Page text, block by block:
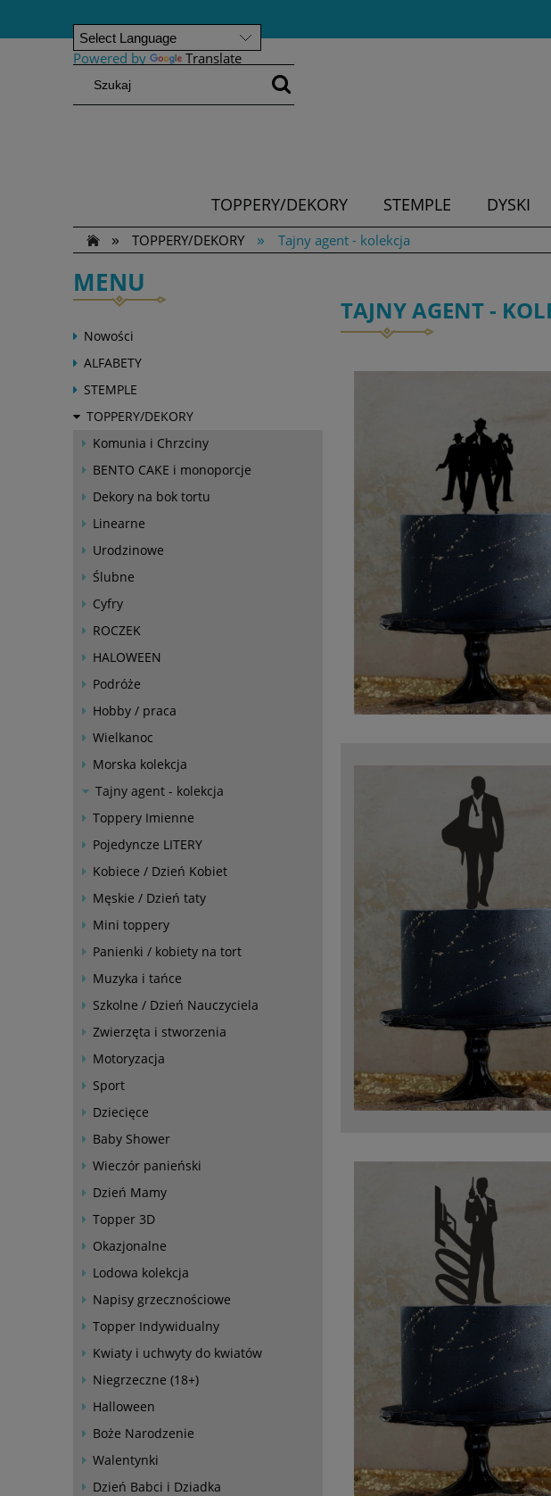
Powered by Translate
TOPPERY/DEKORY STEMPLE DYSKI
»
TOPPERY/DEKORY » Tajny agent - kolekcja
MENU
Nowości
ALFABETY
STEMPLE
TOPPERY/DEKORY
Komunia i Chrzciny
BENTO CAKE i monoporcje
Dekory na bok tortu
Linearne
Urodzinowe
Ślubne
Cyfry
ROCZEK
HALOWEEN
Podróże
Hobby / praca
Wielkanoc
Morska kolekcja
Tajny agent - kolekcja
Toppery Imienne
Pojedyncze LITERY
Kobiece / Dzień Kobiet
Męskie / Dzień taty
Mini toppery
Panienki / kobiety na tort
Muzyka i tańce
Szkolne / Dzień Nauczyciela
Zwierzęta i stworzenia
Motoryzacja
Sport
Dziecięce
Baby Shower
Wieczór panieński
Dzień Mamy
Topper 3D
Okazjonalne
Lodowa kolekcja
Napisy grzecznościowe
Topper Indywidualny
Kwiaty i uchwyty do kwiatów
Niegrzeczne (18+)
Halloween
Boże Narodzenie
Walentynki
Dzień Babci i Dziadka
TAJNY AGENT -